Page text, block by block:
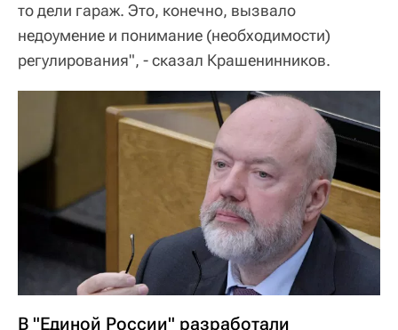
то дели гараж. Это, конечно, вызвало
недоумение и понимание (необходимости)
регулирования", - сказал Крашенинников.
В "Единой России" разработали